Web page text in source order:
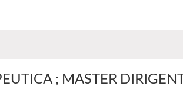
; MASTER